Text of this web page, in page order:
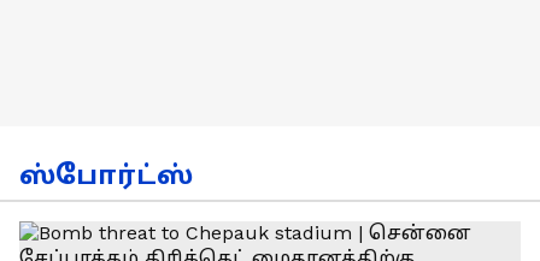
ஸ்போர்ட்ஸ்